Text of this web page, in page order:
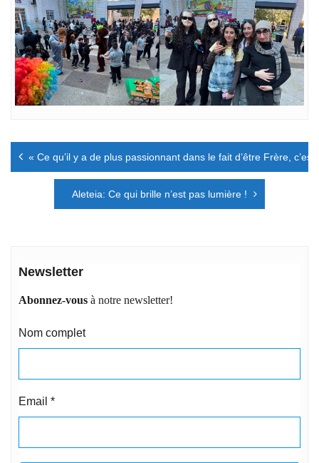
Navigation
« Ce qu’il y a de plus passionnant dans le fait d’être Frère,
Aleteia: Ce qui brille n’est pas lumière !
Newsletter
Abonnez-vous à notre newsletter!
Nom complet
Email *